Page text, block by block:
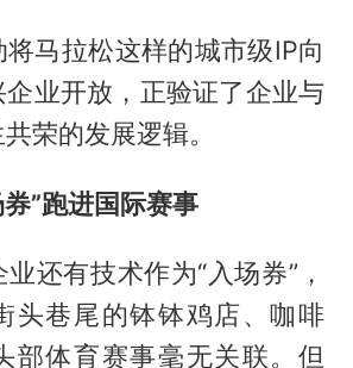
马拉松这样的城市级IP向
业开放，正验证了企业与
荣的发展逻辑。
”跑进国际赛事
还有技术作为“入场券”，
头巷尾的钵钵鸡店、咖啡
部体育赛事毫无关联。但